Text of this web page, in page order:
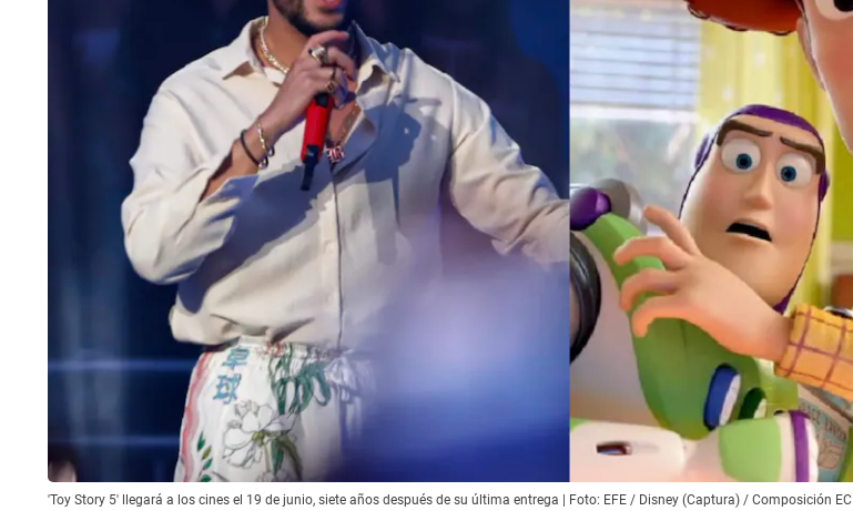
'Toy Story 5' llegará a los cines el 19 de junio, siete años después de su última entrega | Foto: EFE / Disney (Captura) / Composición EC